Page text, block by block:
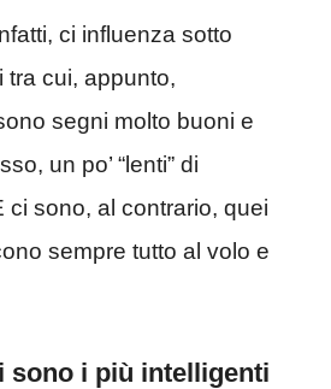
ci influenza sotto
tra cui, appunto,
segni molto buoni e
un po’ “lenti” di
ci sono, al contrario, quei
sempre tutto al volo e
sono i più intelligenti